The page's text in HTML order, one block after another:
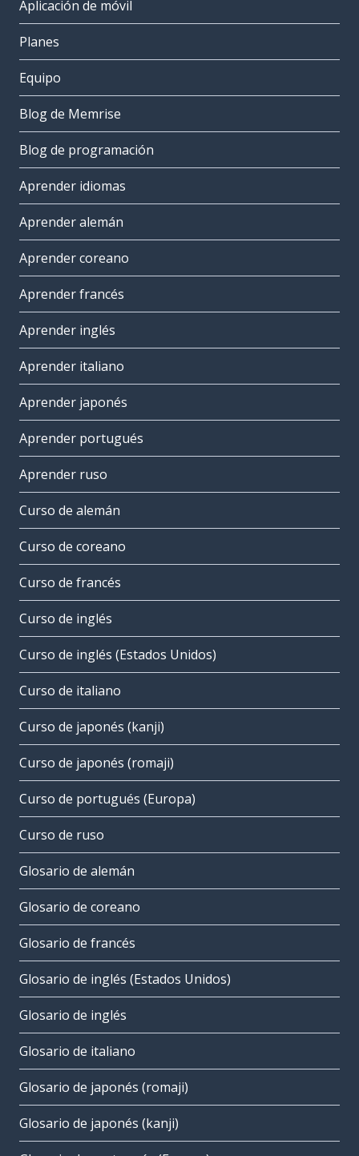
Aplicación de móvil
Planes
Equipo
Blog de Memrise
Blog de programación
Aprender idiomas
Aprender alemán
Aprender coreano
Aprender francés
Aprender inglés
Aprender italiano
Aprender japonés
Aprender portugués
Aprender ruso
Curso de alemán
Curso de coreano
Curso de francés
Curso de inglés
Curso de inglés (Estados Unidos)
Curso de italiano
Curso de japonés (kanji)
Curso de japonés (romaji)
Curso de portugués (Europa)
Curso de ruso
Glosario de alemán
Glosario de coreano
Glosario de francés
Glosario de inglés (Estados Unidos)
Glosario de inglés
Glosario de italiano
Glosario de japonés (romaji)
Glosario de japonés (kanji)